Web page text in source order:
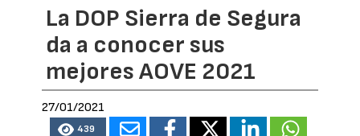
La DOP Sierra de Segura
da a conocer sus
mejores AOVE 2021
27/01/2021
439